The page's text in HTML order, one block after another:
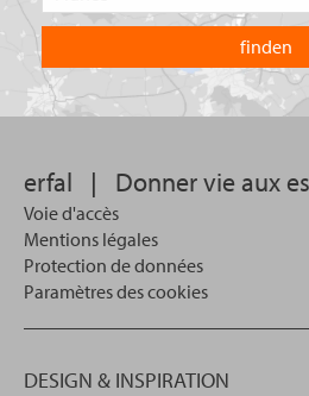
vous
?
pays
dans
lequel
vous
erfal | Donner vie aux
Voie d'accès
Mentions légales
Protection de données
Paramètres des cookies
DESIGN & INSPIRATION